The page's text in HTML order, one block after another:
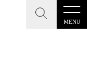
MENU
CLOSE
CLOSE
ディア